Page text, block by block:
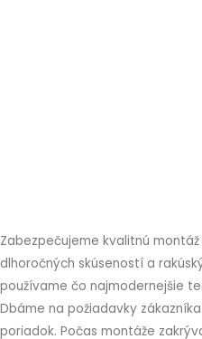
Zabezpečujeme kvalitnú
dlhoročných skúseností a
používame čo najmodernejšie
Dbáme na požiadavky
poriadok. Počas montáže